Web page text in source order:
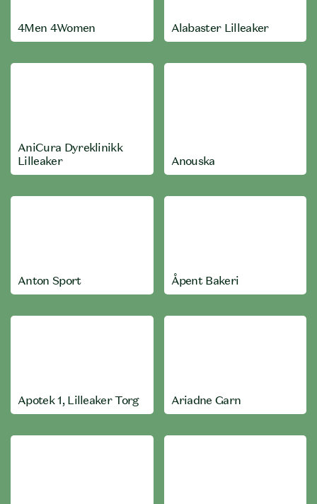
4Men 4Women Alabaster Lilleaker
AniCura Dyreklinikk
Lilleaker
Anouska
Anton Sport Åpent Bakeri
Apotek 1, Lilleaker Torg Ariadne Garn